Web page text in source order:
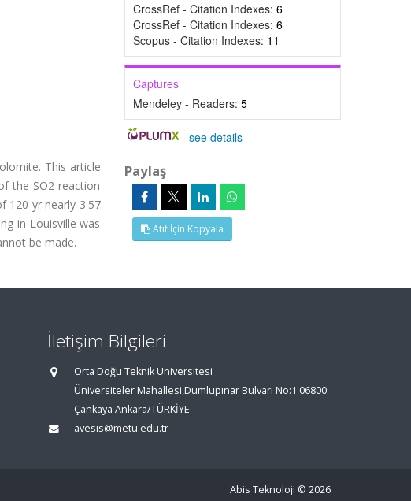
This article
the SO2 reaction
120 yr nearly 3.57
in Louisville was
be made.
CrossRef - Citation Indexes: 6
CrossRef - Citation Indexes: 6
Scopus - Citation Indexes: 11
Captures
Mendeley - Readers: 5
-see details
Paylaş
Atıf İçin Kopyala
İletişim Bilgileri
Orta Doğu Teknik Üniversitesi
Üniversiteler Mahallesi,Dumlupınar Bulvarı No:1 06800
Çankaya Ankara/TÜRKİYE
avesis@metu.edu.tr
Abis Teknoloji © 2026